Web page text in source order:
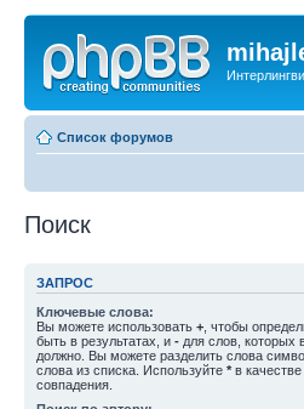
Список форумов
Поиск
ЗАПРОС
Ключевые слова:
Вы можете использовать + , чтобы
быть в результатах, и - для слов, которых
должно. Вы можете разделить слова
слова из списка. Используйте * в
совпадения.